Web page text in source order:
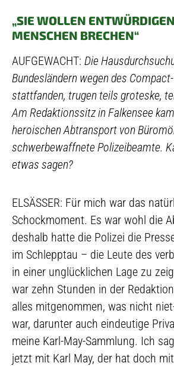
„SIE WOLLEN
MENSCHEN BRECHEN“
AUFGEWACHT: Die
Bundesländern wegen des
stattfanden, trugen teils groteske,
Am Redaktionssitz in Falkensee
heroischen Abtransport von
schwerbewaffnete Polizeibeamte.
etwas sagen?
ELSÄSSER: Für mich war das
Schockmoment. Es war wohl die
deshalb hatte die Polizei die
im Schlepptau – die Leute des
in einer unglücklichen Lage zu
war zehn Stunden in der
alles mitgenommen, was nicht
war, darunter auch eindeutige
meine Karl-May-Sammlung. Ich
jetzt mit Karl May, der hat doch mit